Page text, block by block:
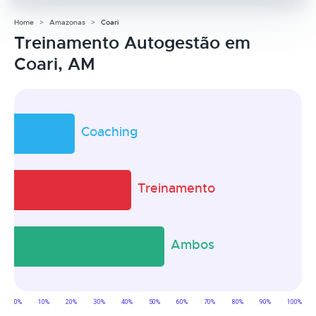
Home Amazonas Coari
Treinamento Autogestão em
Coari, AM